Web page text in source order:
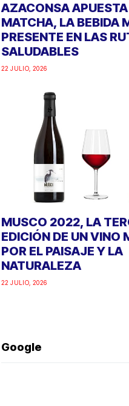
AZACONSA APUESTA
MATCHA, LA BEBIDA
PRESENTE EN LAS
SALUDABLES
22 JULIO, 2026
MUSCO 2022, LA
EDICIÓN DE UN VINO
POR EL PAISAJE Y LA
NATURALEZA
22 JULIO, 2026
Google